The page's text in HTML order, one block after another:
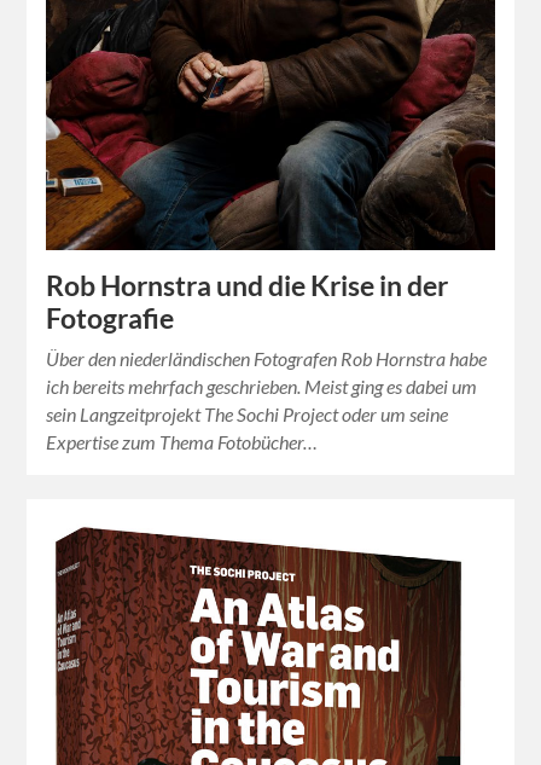
Rob Hornstra und die Krise in der
Fotografie
Über den niederländischen Fotografen Rob Hornstra habe
ich bereits mehrfach geschrieben. Meist ging es dabei um
sein Langzeitprojekt The Sochi Project oder um seine
Expertise zum Thema Fotobücher…